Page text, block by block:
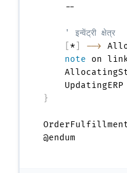
    --
' इन्वेंट्री क्षेत्र
* -->
note on
    UpdatingERP
}